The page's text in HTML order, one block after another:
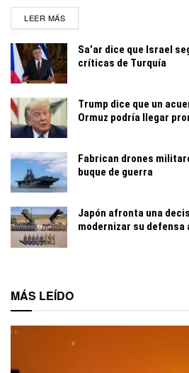
LEER MÁSDETAILS
Sa’ar dice que Israel
críticas de Turquía
Trump dice que un
Ormuz podría llegar
Fabrican drones
buque de guerra
Japón afronta una
modernizar su
MÁS LEÍDO